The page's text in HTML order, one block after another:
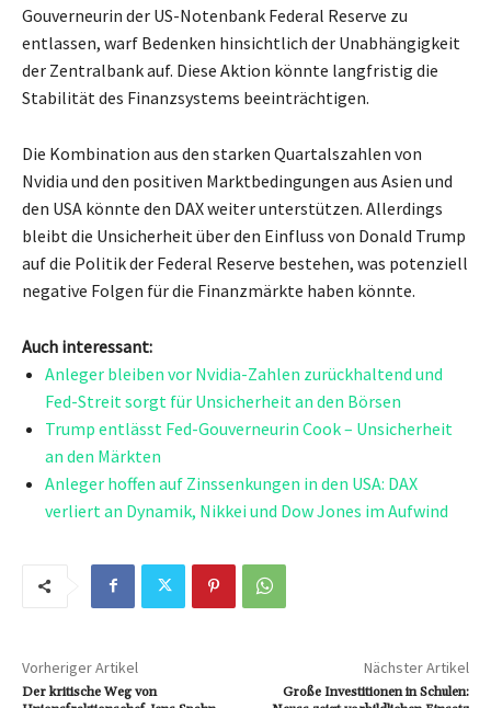
Gouverneurin der US-Notenbank Federal Reserve zu
entlassen, warf Bedenken hinsichtlich der Unabhängigkeit
der Zentralbank auf. Diese Aktion könnte langfristig die
Stabilität des Finanzsystems beeinträchtigen.
Die Kombination aus den starken Quartalszahlen von
Nvidia und den positiven Marktbedingungen aus Asien und
den USA könnte den DAX weiter unterstützen. Allerdings
bleibt die Unsicherheit über den Einfluss von Donald Trump
auf die Politik der Federal Reserve bestehen, was potenziell
negative Folgen für die Finanzmärkte haben könnte.
Auch interessant:
Anleger bleiben vor Nvidia-Zahlen zurückhaltend und
Fed-Streit sorgt für Unsicherheit an den Börsen
Trump entlässt Fed-Gouverneurin Cook – Unsicherheit
an den Märkten
Anleger hoffen auf Zinssenkungen in den USA: DAX
verliert an Dynamik, Nikkei und Dow Jones im Aufwind
Vorheriger Artikel
Der kritische Weg von
Nächster Artikel
Große Investitionen in Schulen: